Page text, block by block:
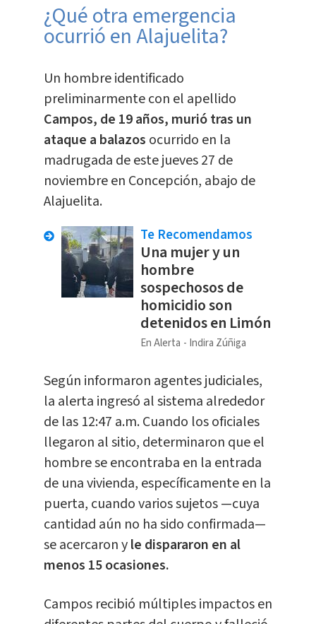
¿Qué otra emergencia
ocurrió en Alajuelita?
Un hombre identificado
preliminarmente con el apellido
Campos, de 19 años, murió tras un
ataque a balazos ocurrido en la
madrugada de este jueves 27 de
noviembre en Concepción, abajo de
Alajuelita.
Te Recomendamos
Una mujer y un
hombre
sospechosos de
homicidio son
detenidos en Limón
En Alerta Indira Zúñiga
Según informaron agentes judiciales,
la alerta ingresó al sistema alrededor
de las 12:47 a.m. Cuando los oficiales
llegaron al sitio, determinaron que el
hombre se encontraba en la entrada
de una vivienda, específicamente en la
puerta, cuando varios sujetos —cuya
cantidad aún no ha sido confirmada—
se acercaron yle dispararon en al
menos 15 ocasiones.
Campos recibió múltiples impactos en